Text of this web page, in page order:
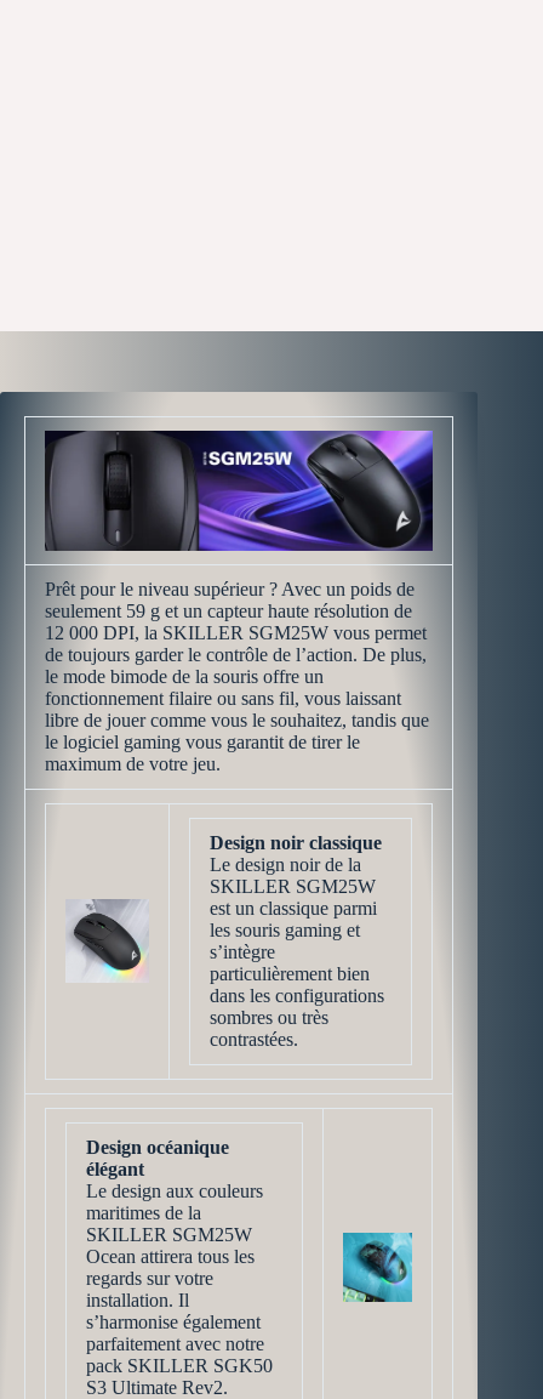
Prêt pour le niveau supérieur ? Avec un poids de
seulement 59 g et un capteur haute résolution de
12 000 DPI, la SKILLER SGM25W vous permet
de toujours garder le contrôle de l’action. De plus,
le mode bimode de la souris offre un
fonctionnement filaire ou sans fil, vous laissant
libre de jouer comme vous le souhaitez, tandis que
le logiciel gaming vous garantit de tirer le
maximum de votre jeu.
Design noir classique
Le design noir de la
SKILLER SGM25W
est un classique parmi
les souris gaming et
s’intègre
particulièrement bien
dans les configurations
sombres ou très
contrastées.
Design océanique
élégant
Le design aux couleurs
maritimes de la
SKILLER SGM25W
Ocean attirera tous les
regards sur votre
installation. Il
s’harmonise également
parfaitement avec notre
pack SKILLER SGK50
S3 Ultimate Rev2.